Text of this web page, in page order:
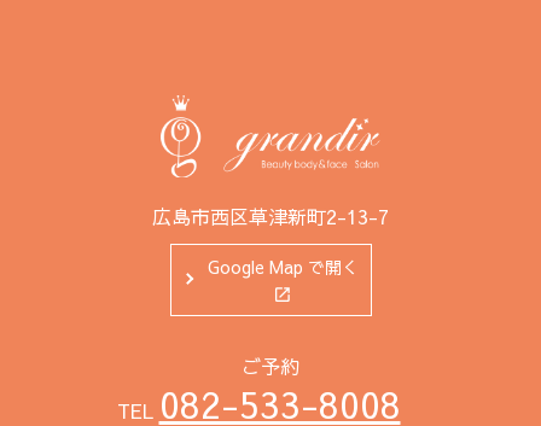
広島市西区草津新町2-13-7
Google Map で開く
ご予約
TEL 082-533-8008